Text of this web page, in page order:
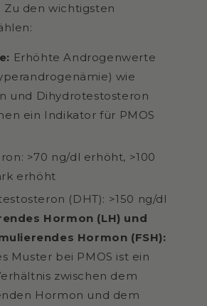
Zu den wichtigsten
Erhöhte Androgenwerte
wie
und Dihydrotestosteron
ein Indikator für PMOS
>70 ng/dl erhöht, >100
erhöht
(DHT): >150 ng/dl
Hormon (LH) und
Hormon (FSH):
Muster bei PMOS ist ein
zwischen dem
Hormon und dem